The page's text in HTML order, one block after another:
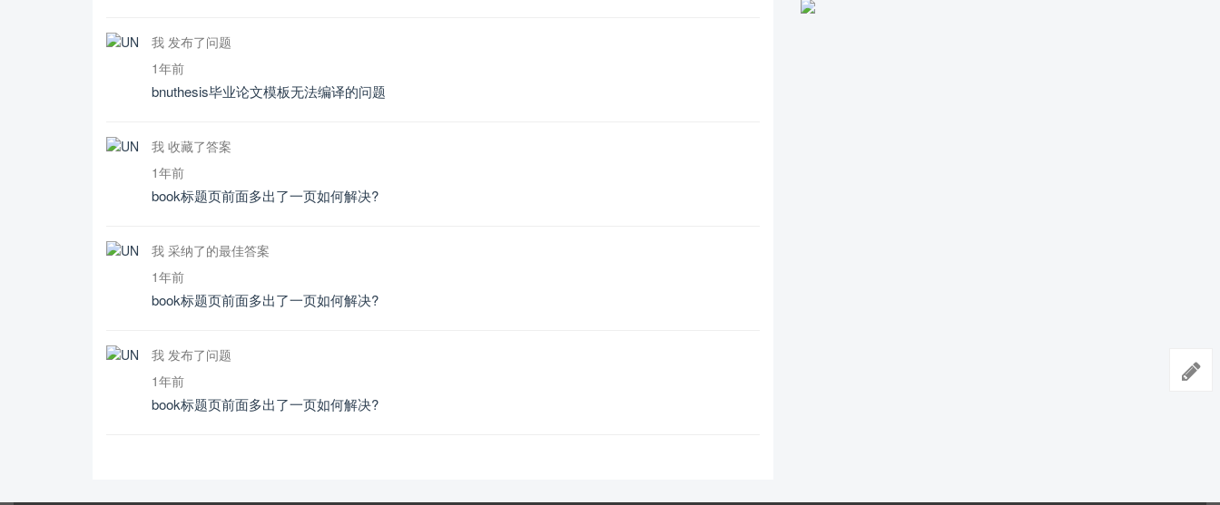
我 发布了问题
1年前
bnuthesis毕业论文模板无法编译的问题
我 收藏了答案
1年前
book标题页前面多出了一页如何解决?
我 采纳了的最佳答案
1年前
book标题页前面多出了一页如何解决?
我 发布了问题
1年前
book标题页前面多出了一页如何解决?